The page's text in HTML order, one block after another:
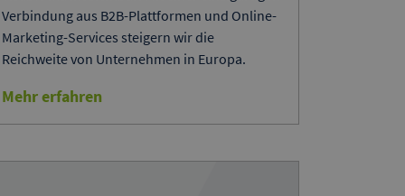
Verbindung aus B2B-Plattformen und Online-
Marketing-Services steigern wir die
Reichweite von Unternehmen in Europa.
Mehr erfahren